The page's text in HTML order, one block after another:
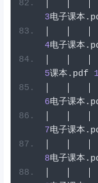
3电子课本 .
4电子课本 .
5课本 . pdf
6电子课本 .
7电子课本 .
8电子课本 .